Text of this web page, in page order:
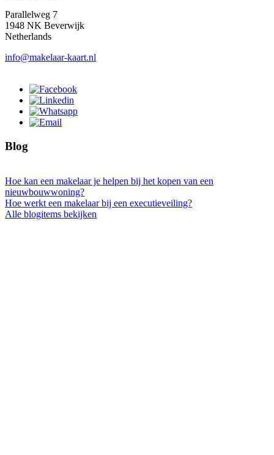
Parallelweg 7
1948 NK Beverwijk
Netherlands
info@makelaar-kaart.nl
Blog
Hoe kan een makelaar je helpen bij het kopen van een
nieuwbouwwoning?
Hoe werkt een makelaar bij een executieveiling?
Alle blogitems bekijken